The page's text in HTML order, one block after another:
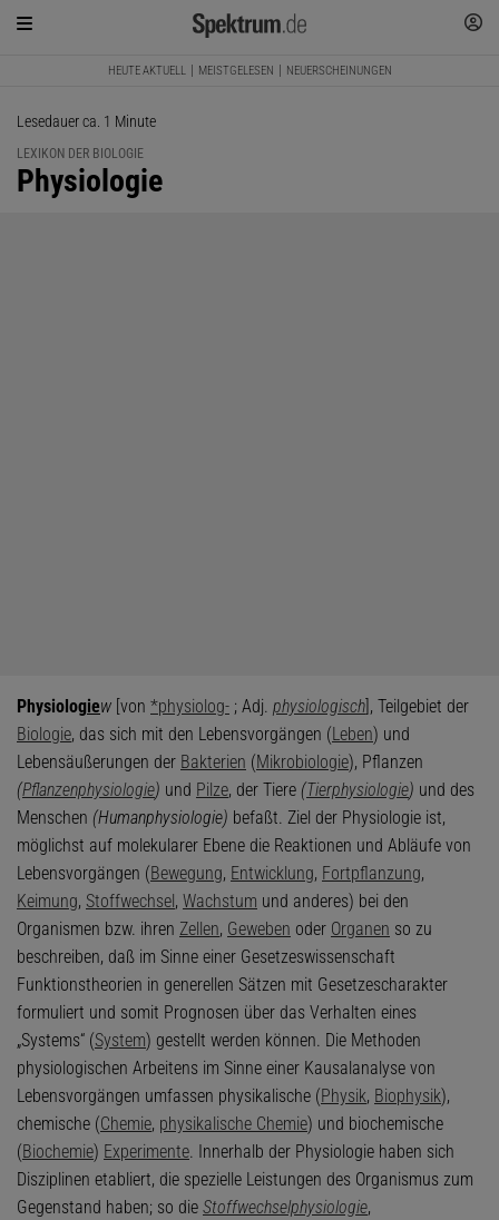
HEUTE AKTUELL MEISTGELESEN NEUERSCHEINUNGEN
Lesedauer ca. 1 Minute
LEXIKON DER BIOLOGIE
:
Physiologie
Physiologiew [von *physiolog- ; Adj. physiologisch], Teilgebiet der
Biologie, das sich mit den Lebensvorgängen (Leben) und
Lebensäußerungen der Bakterien (Mikrobiologie), Pflanzen
(Pflanzenphysiologie) und Pilze, der Tiere (Tierphysiologie) und des
Menschen (Humanphysiologie) befaßt. Ziel der Physiologie ist,
möglichst auf molekularer Ebene die Reaktionen und Abläufe von
Lebensvorgängen (Bewegung, Entwicklung, Fortpflanzung,
Keimung, Stoffwechsel, Wachstum und anderes) bei den
Organismen bzw. ihren Zellen, Geweben oder Organen so zu
beschreiben, daß im Sinne einer Gesetzeswissenschaft
Funktionstheorien in generellen Sätzen mit Gesetzescharakter
formuliert und somit Prognosen über das Verhalten eines
„Systems“ (System) gestellt werden können. Die Methoden
physiologischen Arbeitens im Sinne einer Kausalanalyse von
Lebensvorgängen umfassen physikalische (Physik, Biophysik),
chemische (Chemie, physikalische Chemie) und biochemische
(Biochemie) Experimente. Innerhalb der Physiologie haben sich
Disziplinen etabliert, die spezielle Leistungen des Organismus zum
Gegenstand haben; so die Stoffwechselphysiologie,